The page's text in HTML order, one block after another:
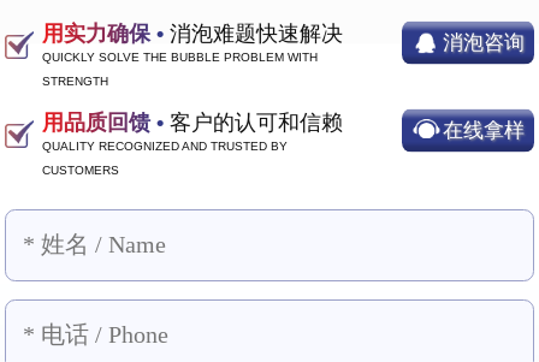
用实力确保 • 消泡难题快速解决
QUICKLY SOLVE THE BUBBLE PROBLEM WITH
STRENGTH
用品质回馈 • 客户的认可和信赖
QUALITY RECOGNIZED AND TRUSTED BY
CUSTOMERS
消泡咨询
在线拿样